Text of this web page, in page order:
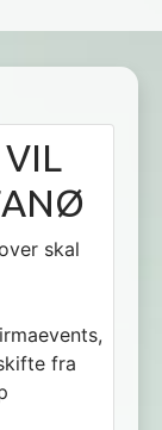
skal
fra